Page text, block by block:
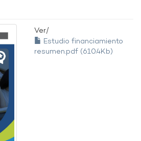
Ver/
Estudio financiamiento
resumen.pdf (610.4Kb)